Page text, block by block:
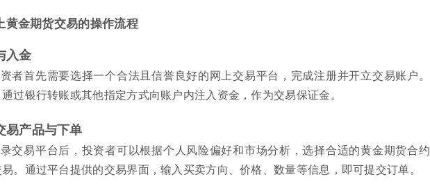
黄金期货交易的操作流程
入金
者首先需要选择一个合法且信誉良好的网上交易平台，完成注册并开立交易账户。
过银行转账或其他指定方式向账户内注入资金，作为交易保证金。
易产品与下单
交易平台后，投资者可以根据个人风险偏好和市场分析，选择合适的黄金期货合约
。通过平台提供的交易界面，输入买卖方向、价格、数量等信息，即可提交订单。